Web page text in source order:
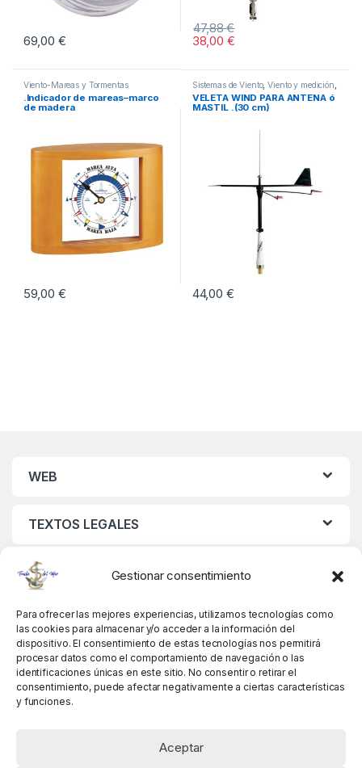
Gestionar consentimiento
Para ofrecer las mejores experiencias, utilizamos tecnologías como
las cookies para almacenar y/o acceder a la información del
dispositivo. El consentimiento de estas tecnologías nos permitirá
procesar datos como el comportamiento de navegación o las
identificaciones únicas en este sitio. No consentir o retirar el
consentimiento, puede afectar negativamente a ciertas características
y funciones.
Aceptar
69,00 € 38,00 €
47,88€
Viento-Mareas y Tormentas
.Indicador de mareas–marco
de madera
59,00 €
Sistemas de Viento,Viento y medición
Viento-Mareas y Tormentas
VELETA WIND PARA ANTENA ó
MASTIL .(30 cm)
44,00 €
WEB
TEXTOS LEGALES
MIS DATOS